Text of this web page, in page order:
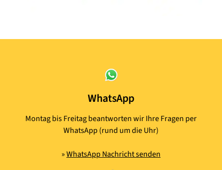
WhatsApp
Montag bis Freitag beantworten wir Ihre Fragen per
WhatsApp (rund um die Uhr)
»WhatsApp Nachricht senden